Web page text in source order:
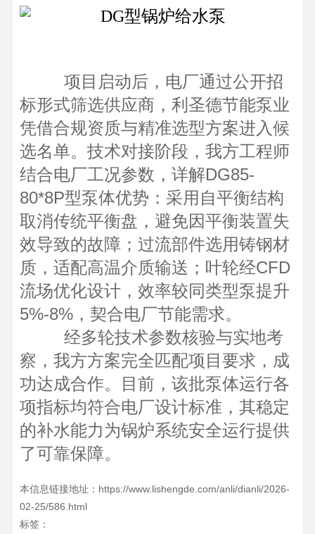
项目启动后，电厂通过公开招
标形式筛选供应商，利圣德节能泵业
凭借合规资质与精准选型方案进入候
选名单。技术对接阶段，我方工程师
结合电厂工况参数，详解DG85-
80*8P型泵体优势：采用自平衡结构
取消传统平衡盘，避免因平衡装置失
效导致的故障；过流部件选用铸钢材
质，适配高温介质输送；叶轮经CFD
流场优化设计，效率较同类型泵提升
5%-8%，契合电厂节能需求。
经多轮技术参数核验与实地考
察，我方方案完全匹配项目要求，成
功达成合作。目前，该批泵体运行各
项指标均符合电厂设计标准，其稳定
的补水能力为锅炉系统安全运行提供
了可靠保障。
本信息链接地址：https://www.lishengde.com/anli/dianli/2026-
02-25/586.html
标签：